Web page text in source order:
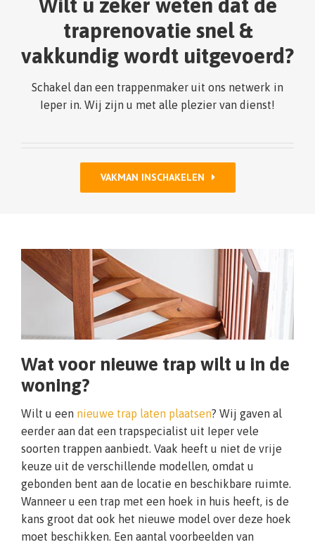
traprenovatie snel &
vakkundig wordt uitgevoerd?
Schakel dan een trappenmaker uit ons netwerk in
Ieper in. Wij zijn u met alle plezier van dienst!
VAKMAN INSCHAKELEN
Wat voor nieuwe trap wilt u in de
woning?
Wilt u een nieuwe trap laten plaatsen? Wij gaven al
eerder aan dat een trapspecialist uit Ieper vele
soorten trappen aanbiedt. Vaak heeft u niet de vrije
keuze uit de verschillende modellen, omdat u
gebonden bent aan de locatie en beschikbare ruimte.
Wanneer u een trap met een hoek in huis heeft, is de
kans groot dat ook het nieuwe model over deze hoek
moet beschikken. Een aantal voorbeelden van